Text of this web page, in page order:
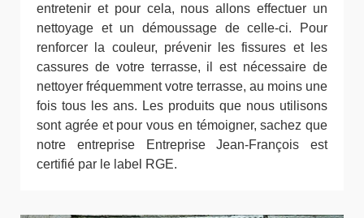
entretenir et pour cela, nous allons effectuer un
nettoyage et un démoussage de celle-ci. Pour
renforcer la couleur, prévenir les fissures et les
cassures de votre terrasse, il est nécessaire de
nettoyer fréquemment votre terrasse, au moins une
fois tous les ans. Les produits que nous utilisons
sont agrée et pour vous en témoigner, sachez que
notre entreprise Entreprise Jean-François est
certifié par le label RGE.